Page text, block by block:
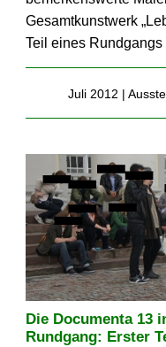
Gesamtkunstwerk
Teil eines Rundgangs
Juli 2012 |
Die Documenta 13
Rundgang: Erster